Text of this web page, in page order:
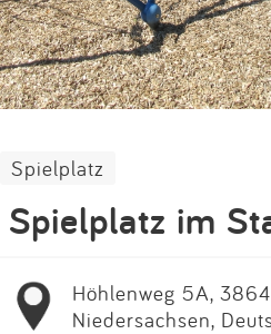
Spielplatz
Spielplatz im
Höhlenweg 5A,
Niedersachsen,